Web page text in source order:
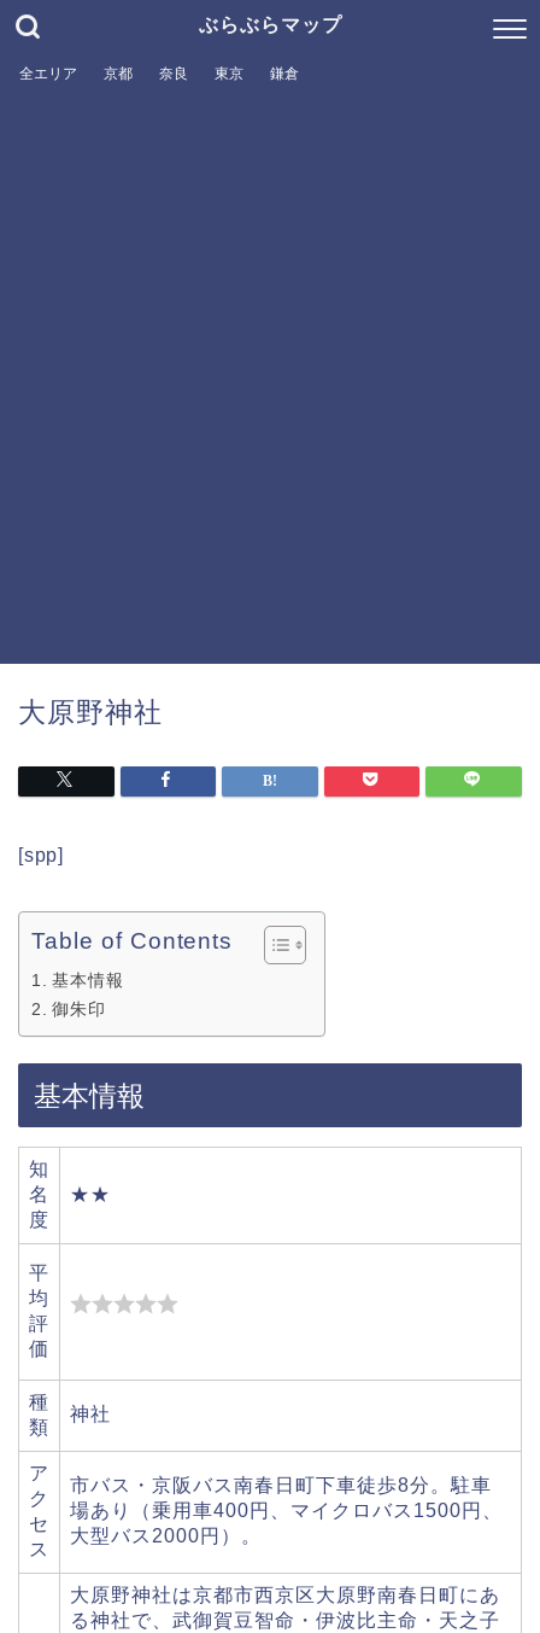
ぶらぶらマップ
全エリア 京都 奈良 東京 鎌倉
大原野神社
[spp]
Table of Contents
基本情報
御朱印
基本情報
知
名
度
★★
平
均
評
価
種
類
神社
ア
ク
セ
ス
市バス・京阪バス南春日町下車徒歩8分。駐車
場あり（乗用車400円、マイクロバス1500円、
大型バス2000円）。
大原野神社は京都市西京区大原野南春日町にあ
る神社で、武御賀豆智命・伊波比主命・天之子